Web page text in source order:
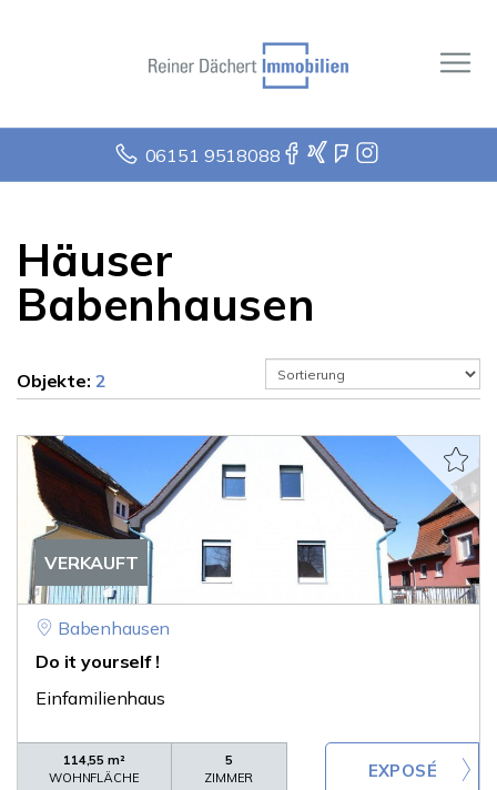
06151 9518088
Häuser
Babenhausen
Objekte: 2
VERKAUFT
Babenhausen
Do it yourself !
Einfamilienhaus
114,55 m²
WOHNFLÄCHE
5
ZIMMER